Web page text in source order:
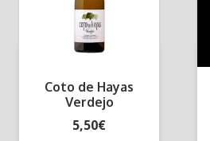
Coto de Hayas
Verdejo
5,50€